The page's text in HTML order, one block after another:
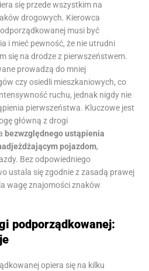
się przede wszystkim na
drogowych. Kierowca
musi być
i mieć pewność, że nie utrudni
się na drodze z pierwszeństwem.
prowadzą do mniej
czy osiedli mieszkaniowych, co
ruchu, jednak nigdy nie
pierwszeństwa. Kluczowe jest
główną z drogi
bezwzględnego ustąpienia
pojazdom,
Bez odpowiedniego
ustala się zgodnie z zasadą prawej
wagę znajomości znaków
podporządkowanej:
opiera się na kilku